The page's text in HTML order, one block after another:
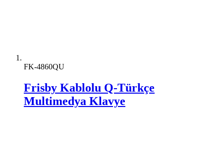
FK-4860QU
Frisby Kablolu Q-Türkçe
Multimedya Klavye